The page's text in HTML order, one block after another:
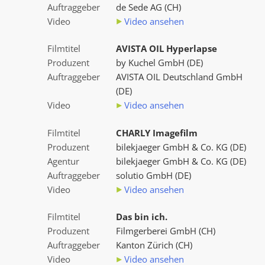
Auftraggeber
de Sede AG (CH)
Video
Video ansehen
Filmtitel
AVISTA OIL Hyperlapse
Produzent
by Kuchel GmbH (DE)
Auftraggeber
AVISTA OIL Deutschland GmbH
(DE)
Video
Video ansehen
Filmtitel
CHARLY Imagefilm
Produzent
bilekjaeger GmbH & Co. KG (DE)
Agentur
bilekjaeger GmbH & Co. KG (DE)
Auftraggeber
solutio GmbH (DE)
Video
Video ansehen
Filmtitel
Das bin ich.
Produzent
Filmgerberei GmbH (CH)
Auftraggeber
Kanton Zürich (CH)
Video
Video ansehen